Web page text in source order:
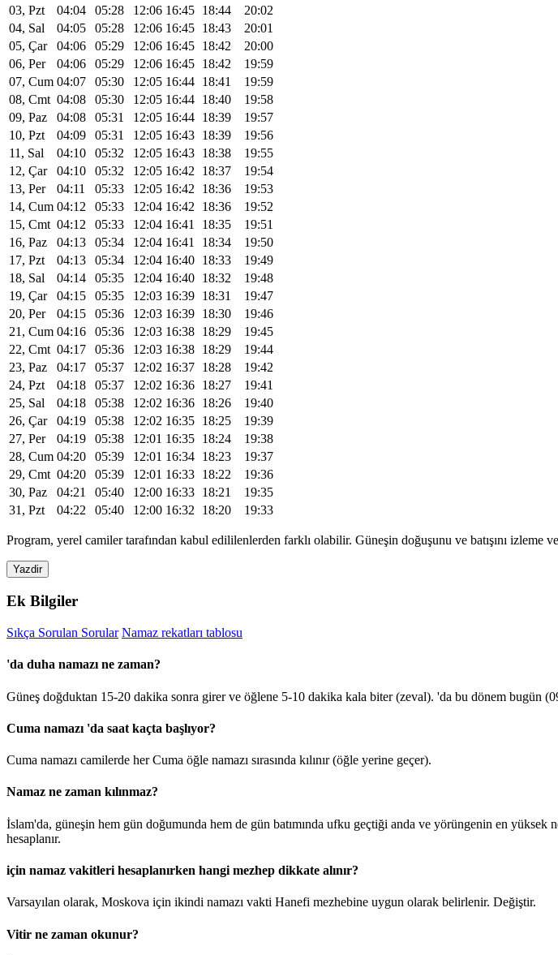
03, Pzt
04:04 05:28 12:06 16:45 18:44
20:02
04, Sal
04:05 05:28 12:06 16:45 18:43
20:01
05, Çar
04:06 05:29 12:06 16:45 18:42
20:00
06, Per
04:06 05:29 12:06 16:45 18:42
19:59
07, Cum 04:07 05:30 12:05 16:44 18:41
19:59
08, Cmt 04:08 05:30 12:05 16:44 18:40
19:58
09, Paz
04:08 05:31 12:05 16:44 18:39
19:57
10, Pzt
04:09 05:31 12:05 16:43 18:39
19:56
11, Sal
04:10 05:32 12:05 16:43 18:38
19:55
12, Çar
04:10 05:32 12:05 16:42 18:37
19:54
13, Per
04:11 05:33 12:05 16:42 18:36
19:53
14, Cum 04:12 05:33 12:04 16:42 18:36
19:52
15, Cmt 04:12 05:33 12:04 16:41 18:35
19:51
16, Paz
04:13 05:34 12:04 16:41 18:34
19:50
17, Pzt
04:13 05:34 12:04 16:40 18:33
19:49
18, Sal
04:14 05:35 12:04 16:40 18:32
19:48
19, Çar
04:15 05:35 12:03 16:39 18:31
19:47
20, Per
04:15 05:36 12:03 16:39 18:30
19:46
21, Cum 04:16 05:36 12:03 16:38 18:29
19:45
22, Cmt 04:17 05:36 12:03 16:38 18:29
19:44
23, Paz
04:17 05:37 12:02 16:37 18:28
19:42
24, Pzt
04:18 05:37 12:02 16:36 18:27
19:41
25, Sal
04:18 05:38 12:02 16:36 18:26
19:40
26, Çar
04:19 05:38 12:02 16:35 18:25
19:39
27, Per
04:19 05:38 12:01 16:35 18:24
19:38
28, Cum 04:20 05:39 12:01 16:34 18:23
19:37
29, Cmt 04:20 05:39 12:01 16:33 18:22
19:36
30, Paz
04:21 05:40 12:00 16:33 18:21
19:35
31, Pzt
04:22 05:40 12:00 16:32 18:20 19:33
Program, yerel camiler tarafından kabul edililenlerden farklı olabilir. Güneşin doğuşunu ve batışını
Yazdir
Ek Bilgiler
Sıkça Sorulan Sorular Namaz rekatları tablosu
'da duha namazı ne zaman?
Güneş doğduktan 15-20 dakika sonra girer ve öğlene 5-10 dakika kala biter (zeval). 'da bu dönem bugün
Cuma namazı 'da saat kaçta başlıyor?
Cuma namazı camilerde her Cuma öğle namazı sırasında kılınır (öğle yerine geçer).
Namaz ne zaman kılınmaz?
İslam'da, güneşin hem gün doğumunda hem de gün batımında ufku geçtiği anda ve yörüngenin en yüksek
hesaplanır.
için namaz vakitleri hesaplanırken hangi mezhep dikkate alınır?
Varsayılan olarak, Moskova için ikindi namazı vakti Hanefi mezhebine uygun olarak belirlenir. Değiştir.
Vitir ne zaman okunur?